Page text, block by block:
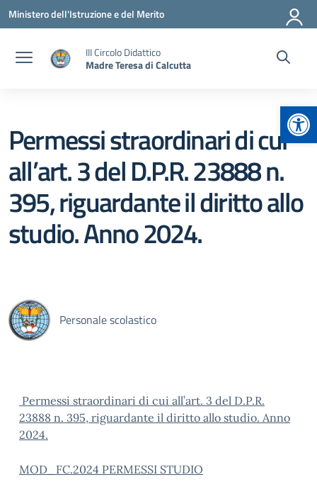
Vai ai contenuti
Vai al menu di navigazione
Vai al footer
Ministero dell'Istruzione e del Merito
III Circolo Didattico
Madre Teresa di Calcutta
Permessi straordinari di cui
all’art. 3 del D.P.R. 23888 n.
395, riguardante il diritto allo
studio. Anno 2024.
Personale scolastico
Permessi straordinari di cui all’art. 3 del D.P.R.
23888 n. 395, riguardante il diritto allo studio. Anno
2024.
MOD_FC.2024 PERMESSI STUDIO